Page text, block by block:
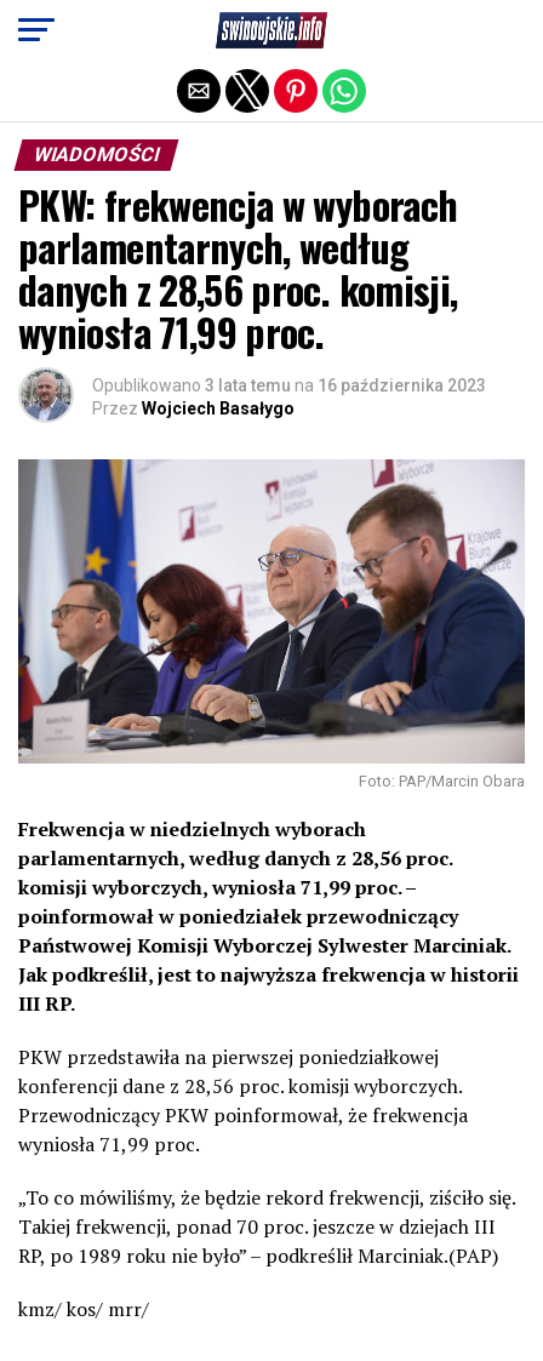
WIADOMOŚCI
PKW: frekwencja w wyborach
parlamentarnych, według
danych z 28,56 proc. komisji,
wyniosła 71,99 proc.
Opublikowano 3 lata temu na 16 października 2023
Przez Wojciech Basałygo
Foto: PAP/Marcin Obara
Frekwencja w niedzielnych wyborach
parlamentarnych, według danych z 28,56 proc.
komisji wyborczych, wyniosła 71,99 proc. –
poinformował w poniedziałek przewodniczący
Państwowej Komisji Wyborczej Sylwester Marciniak.
Jak podkreślił, jest to najwyższa frekwencja w historii
III RP.
PKW przedstawiła na pierwszej poniedziałkowej
konferencji dane z 28,56 proc. komisji wyborczych.
Przewodniczący PKW poinformował, że frekwencja
wyniosła 71,99 proc.
„To co mówiliśmy, że będzie rekord frekwencji, ziściło się.
Takiej frekwencji, ponad 70 proc. jeszcze w dziejach III
RP, po 1989 roku nie było” – podkreślił Marciniak.(PAP)
kmz/ kos/ mrr/
Exit mobile version